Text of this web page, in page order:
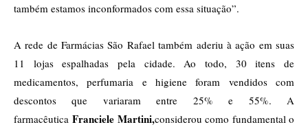
também estamos inconformados com essa situação”.
A rede de Farmácias São Rafael também aderiu à ação em suas
11 lojas espalhadas pela cidade. Ao todo, 30 itens de
medicamentos, perfumaria e higiene foram vendidos com
descontos que variaram entre 25% e 55%. A
farmacêuticaFranciele Martini,considerou como fundamental o